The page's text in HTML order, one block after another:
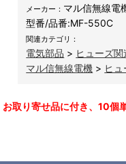
メーカー： マル信無線電
型番/品番:MF-550C
関連カテゴリ：
電気部品 > ヒューズ関
マル信無線電機 > ヒ
お取り寄せ品に付き、10個